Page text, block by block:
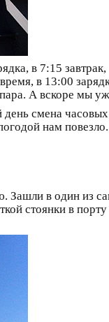
в 7:15
в 13:00
А вскоре мы
смена
нам повезло.
Зашли в один из
стоянки в